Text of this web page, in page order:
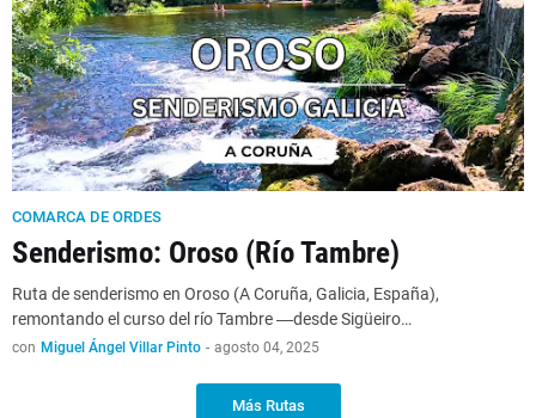
COMARCA DE ORDES
Senderismo: Oroso (Río Tambre)
Ruta de senderismo en Oroso (A Coruña, Galicia, España),
remontando el curso del río Tambre ―desde Sigüeiro…
con Miguel Ángel Villar Pinto - agosto 04, 2025
Más Rutas